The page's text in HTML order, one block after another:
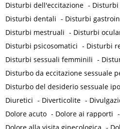
Disturbi dell'eccitazione -
Disturbi dentali - Disturbi
Disturbi mestruali - Disturbi
Disturbi psicosomatici - Disturbi
Disturbi sessuali femminili -
Disturbo da eccitazione sessuale
Disturbo del desiderio sessuale
Diuretici - Diverticolite -
Dolore acuto - Dolore ai rapporti -